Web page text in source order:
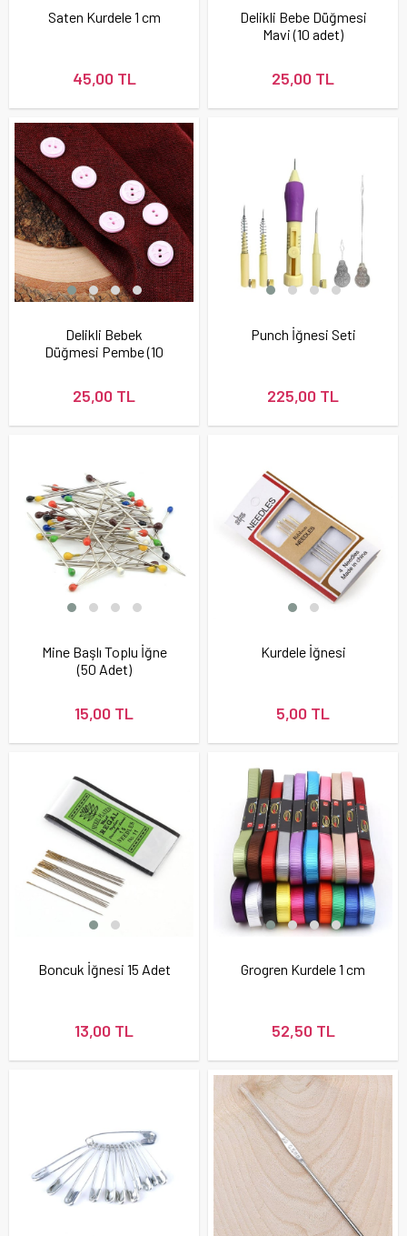
Saten Kurdele 1 cm
45,00 TL
Delikli Bebe Düğmesi
Mavi (10 adet)
25,00 TL
Delikli Bebek
Düğmesi Pembe (10
25,00 TL
Punch İğnesi Seti
225,00 TL
Mine Başlı Toplu İğne
(50 Adet)
15,00 TL
Kurdele İğnesi
5,00 TL
Boncuk İğnesi 15 Adet
13,00 TL
Grogren Kurdele 1 cm
52,50 TL